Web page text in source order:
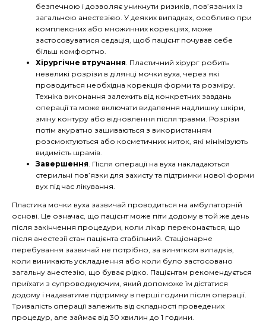
безпечною і дозволяє уникнути ризиків, пов’язаних із
загальною анестезією. У деяких випадках, особливо при
комплексних або множинних корекціях, може
застосовуватися седація, щоб пацієнт почував себе
більш комфортно.
Хірургічне втручання. Пластичний хірург робить
невеликі розрізи в ділянці мочки вуха, через які
проводиться необхідна корекція форми та розміру.
Техніка виконання залежить від конкретних завдань
операції та може включати видалення надлишку шкіри,
зміну контуру або відновлення після травми. Розрізи
потім акуратно зашиваються з використанням
розсмоктуються або косметичних ниток, які мінімізують
видимість шрамів.
Завершення. Після операції на вуха накладаються
стерильні пов’язки для захисту та підтримки нової форми
вух під час лікування.
Пластика мочки вуха зазвичай проводиться на амбулаторній
основі. Це означає, що пацієнт може піти додому в той же день
після закінчення процедури, коли лікар переконається, що
після анестезії стан пацієнта стабільний. Стаціонарне
перебування зазвичай не потрібно, за винятком випадків,
коли виникають ускладнення або коли було застосовано
загальну анестезію, що буває рідко. Пацієнтам рекомендується
приїхати з супроводжуючим, який допоможе їм дістатися
додому і надаватиме підтримку в перші години після операції.
Тривалість операції залежить від складності проведених
процедур, але займає від 30 хвилин до 1 години.